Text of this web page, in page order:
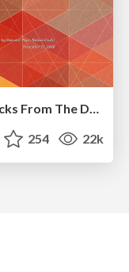
254 22k